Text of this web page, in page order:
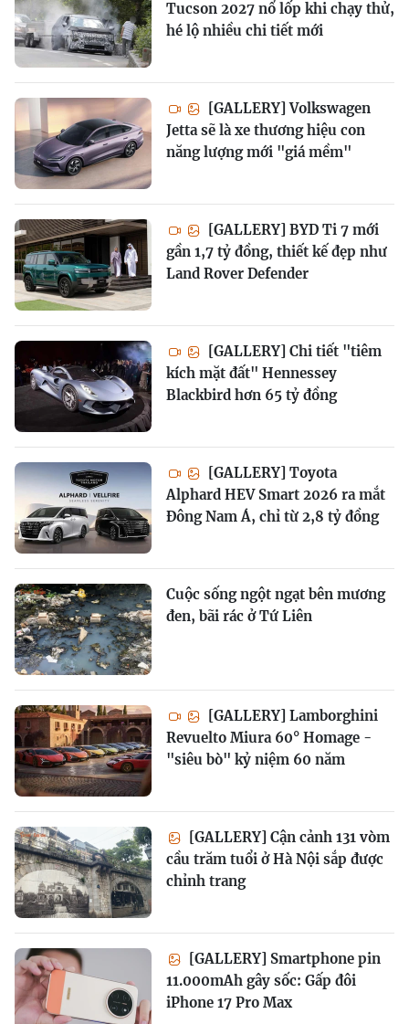
Tucson 2027 nổ lốp khi chạy thử,
hé lộ nhiều chi tiết mới
[GALLERY] Volkswagen
Jetta sẽ là xe thương hiệu con
năng lượng mới "giá mềm"
[GALLERY] BYD Ti 7 mới
gần 1,7 tỷ đồng, thiết kế đẹp như
Land Rover Defender
[GALLERY] Chi tiết "tiêm
kích mặt đất" Hennessey
Blackbird hơn 65 tỷ đồng
[GALLERY] Toyota
Alphard HEV Smart 2026 ra mắt
Đông Nam Á, chỉ từ 2,8 tỷ đồng
Cuộc sống ngột ngạt bên mương
đen, bãi rác ở Tứ Liên
[GALLERY] Lamborghini
Revuelto Miura 60° Homage -
"siêu bò" kỷ niệm 60 năm
[GALLERY] Cận cảnh 131 vòm
cầu trăm tuổi ở Hà Nội sắp được
chỉnh trang
[GALLERY] Smartphone pin
11.000mAh gây sốc: Gấp đôi
iPhone 17 Pro Max